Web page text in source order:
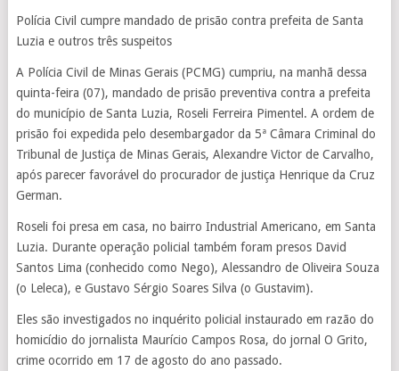
Polícia Civil cumpre mandado de prisão contra prefeita de Santa
Luzia e outros três suspeitos
A Polícia Civil de Minas Gerais (PCMG) cumpriu, na manhã dessa
quinta-feira (07), mandado de prisão preventiva contra a prefeita
do município de Santa Luzia, Roseli Ferreira Pimentel. A ordem de
prisão foi expedida pelo desembargador da 5ª Câmara Criminal do
Tribunal de Justiça de Minas Gerais, Alexandre Victor de Carvalho,
após parecer favorável do procurador de justiça Henrique da Cruz
German.
Roseli foi presa em casa, no bairro Industrial Americano, em Santa
Luzia. Durante operação policial também foram presos David
Santos Lima (conhecido como Nego), Alessandro de Oliveira Souza
(o Leleca), e Gustavo Sérgio Soares Silva (o Gustavim).
Eles são investigados no inquérito policial instaurado em razão do
homicídio do jornalista Maurício Campos Rosa, do jornal O Grito,
crime ocorrido em 17 de agosto do ano passado.